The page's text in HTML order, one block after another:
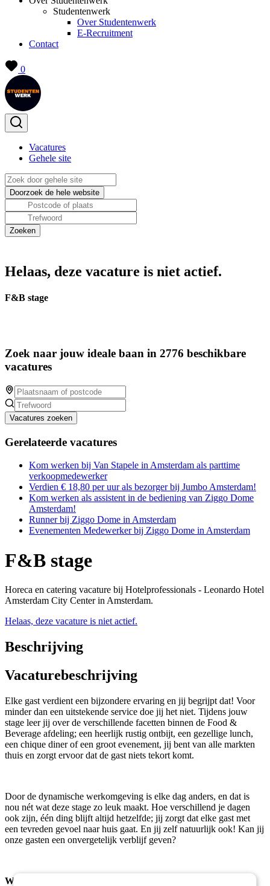
Studentenwerk
Over Studentenwerk
E-Recruitment
Contact
0
Vacatures
Gehele site
Helaas, deze vacature is niet actief.
F&B stage
Zoek naar jouw ideale baan in 2776 beschikbare
vacatures
Vacatures zoeken
Gerelateerde vacatures
Kom werken bij Van Stapele in Amsterdam als parttime
verkoopmedewerker
Verdien € 18,80 per uur als bezorger bij Jumbo Amsterdam!
Kom werken als assistent in de bediening van Ziggo Dome
Amsterdam!
Runner bij Ziggo Dome in Amsterdam
Evenementen Medewerker bij Ziggo Dome in Amsterdam
F&B stage
Horeca en catering vacature bij Hotelprofessionals - Leonardo Hotel
Amsterdam City Center in Amsterdam.
Helaas, deze vacature is niet actief.
Beschrijving
Vacaturebeschrijving
Elke gast verdient een bijzondere ervaring en jij begrijpt dat! Voor
minder dan een uitstekende service doe jij het niet. Tijdens jouw
stage leer jij over de verschillende facetten binnen de Food &
Beverage afdeling; een heerlijk rustig ontbijt, een gezellige lunch,
een chique diner of een groot evenement, jij bent van alle markten
thuis en zorgt ervoor dat de gast niets tekort komt.
Door de dynamische werkomgeving is elke dag anders, en dat is
nou nét wat deze stage zo leuk maakt. Hoe verschillend je dagen
ook zijn, één ding blijft altijd hetzelfde; jij zorgt dat elke gast met
een tevreden gevoel naar huis gaat. En jij zelf natuurlijk ook! Kan jij
onze gasten een onvergetelijk verblijf geven?
WIE BEN JIJ?